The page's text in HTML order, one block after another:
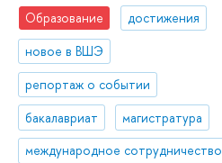
Образование
достижения
новое в ВШЭ
репортаж о событии
бакалавриат
магистратура
международное сотрудничество